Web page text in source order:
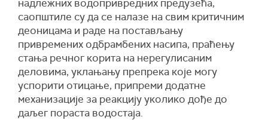
надлежних водопривредних предузећа,
саопштиле су да се налазе на свим критичним
деоницама и раде на постављању
привремених одбрамбених насипа, праћењу
стања речног корита на нерегулисаним
деловима, уклањању препрека које могу
успорити отицање, припреми додатне
механизације за реакцију уколико дође до
даљег пораста водостаја.